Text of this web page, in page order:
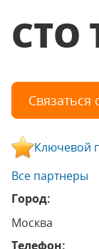
СТО
Связаться
Ключевой
Все партнеры
Город:
Москва
Телефон: